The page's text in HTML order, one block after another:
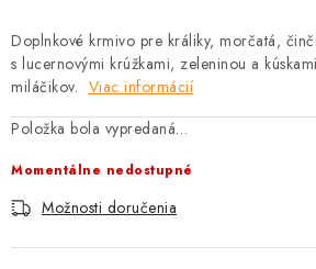
VONKAJŠIE VTÁCTVO
GELOREN KĽBOVÁ VÝŽIVA
CHOVATEĽSKÉ POTREBY
Doplnkové krmivo pre králiky, morčatá,
s lucernovými krúžkami, zeleninou a
miláčikov. Viac informácií
Položka bola vypredaná…
Momentálne nedostupné
Možnosti doručenia